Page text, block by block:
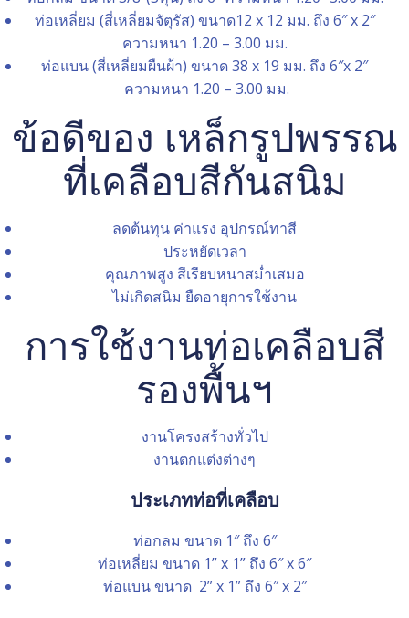
ท่อเหลี่ยม (สี่เหลี่ยมจัตุรัส) ขนาด12 x 12 มม. ถึง 6″ x 2″
ความหนา 1.20 – 3.00 มม.
ท่อแบน (สี่เหลี่ยมผืนผ้า) ขนาด 38 x 19 มม. ถึง 6″x 2″
ความหนา 1.20 – 3.00 มม.
ข้อดีของ เหล็กรูปพรรณ
ที่เคลือบสีกันสนิม
ลดต้นทุน ค่าแรง อุปกรณ์ทาสี
ประหยัดเวลา
คุณภาพสูง สีเรียบหนาสม่ำเสมอ
ไม่เกิดสนิม ยืดอายุการใช้งาน
การใช้งานท่อเคลือบสี
รองพื้นฯ
งานโครงสร้างทั่วไป
งานตกแต่งต่างๆ
ประเภทท่อที่เคลือบ
ท่อกลม ขนาด 1″ ถึง 6″
ท่อเหลี่ยม ขนาด 1” x 1” ถึง 6″ x 6″
ท่อแบน ขนาด 2” x 1” ถึง 6″ x 2″